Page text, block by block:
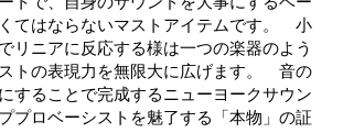
てはならないマストアイテムです。 小
リニアに反応する様は一つの楽器のよう
トの表現力を無限大に広げます。 音の
することで完成するニューヨークサウン
プロベーシストを魅了する「本物」の証